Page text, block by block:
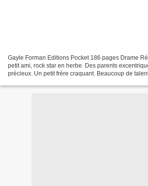
Gayle Forman Editions Pocket 186 pages Drame
petit ami, rock star en herbe. Des parents
précieux. Un petit frère craquant. Beaucoup de